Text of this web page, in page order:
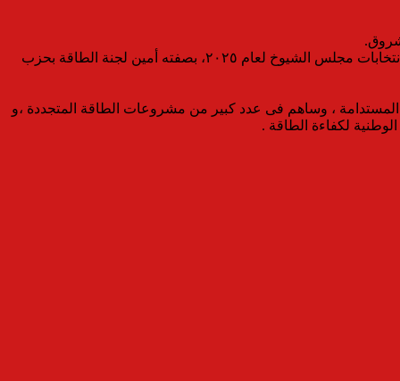
وكان حزب المؤتمر قد اعلن ترشح الدكتور المهندس محمد سليم وكيل وزارة الكهرباء والطاقة المتجددة السابق وعضو نقابة المهندسين في انتخابات مجلس الشيوخ لعام ٢٠٢٥، بصفته أمين لجنة الطاقة بحزب
المستدامة ، وساهم فى عدد كبير من مشروعات الطاقة المتجددة ،و